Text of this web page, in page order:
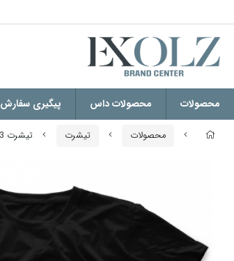
محصولات محصولات داس پیگیری سفارش
محصولات تیشرت تیشرت Speedo Model 3